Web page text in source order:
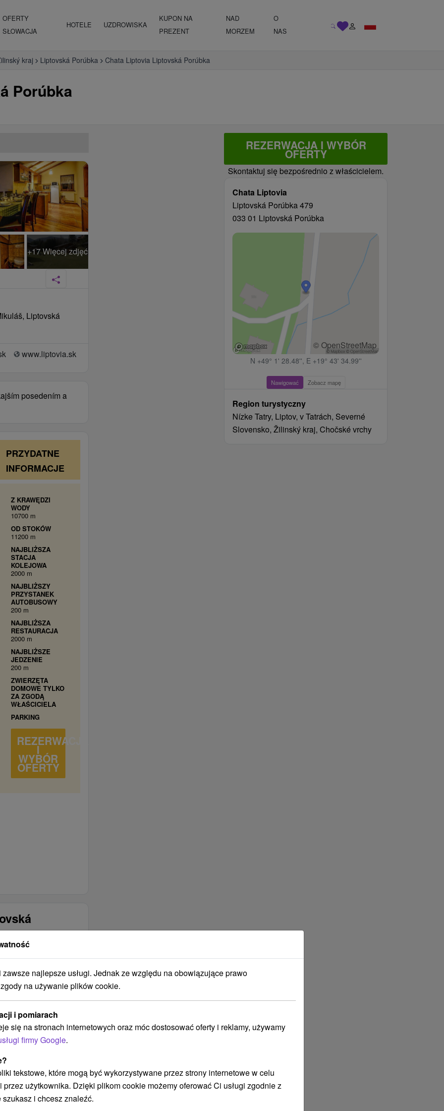
OFERTY
SŁOWACJA
HOTELE UZDROWISKA
KUPON NA
PREZENT
NAD
MORZEM
O
NAS
kraj Liptovská Porúbka Chata Liptovia Liptovská Porúbka
Porúbka
REZERWACJA I WYBÓR
OFERTY
Skontaktuj się bezpośrednio z właścicielem.
Chata Liptovia
Liptovská Porúbka 479
033 01 Liptovská Porúbka
© OpenStreetMap
N +49° 1' 28.48'', E +19° 43' 34.99''
Nawigować Zobacz mapę
Region turystyczny
Nízke Tatry, Liptov, v Tatrách, Severné
Slovensko, Žilinský kraj, Chočské vrchy
+17 Więcej zdjęć
Liptovská
www.liptovia.sk
posedením a
PRZYDATNE
INFORMACJE
Z KRAWĘDZI
WODY
10700 m
OD STOKÓW
11200 m
NAJBLIŻSZA
STACJA
KOLEJOWA
2000 m
NAJBLIŻSZY
PRZYSTANEK
AUTOBUSOWY
200 m
NAJBLIŻSZA
RESTAURACJA
2000 m
NAJBLIŻSZE
JEDZENIE
200 m
ZWIERZĘTA
DOMOWE TYLKO
ZA ZGODĄ
WŁAŚCICIELA
PARKING
REZERWACJA
I
WYBÓR
OFERTY
ZAKWATEROWANIE
JEST
ODPOWIEDNIE DLA
Pre turistov
Pre náročných
Pre štyroch
ZAKWATEROWANIE
JEST
ODPOWIEDNIE DLA
najlepsze usługi. Jednak ze względu na obowiązujące prawo
na używanie plików cookie.
i pomiarach
się na stronach internetowych oraz móc dostosować oferty i reklamy, używamy
firmy Google.
tekstowe, które mogą być wykorzystywane przez strony internetowe w celu
przez użytkownika. Dzięki plikom cookie możemy oferować Ci usługi zgodnie z
i chcesz znaleźć.